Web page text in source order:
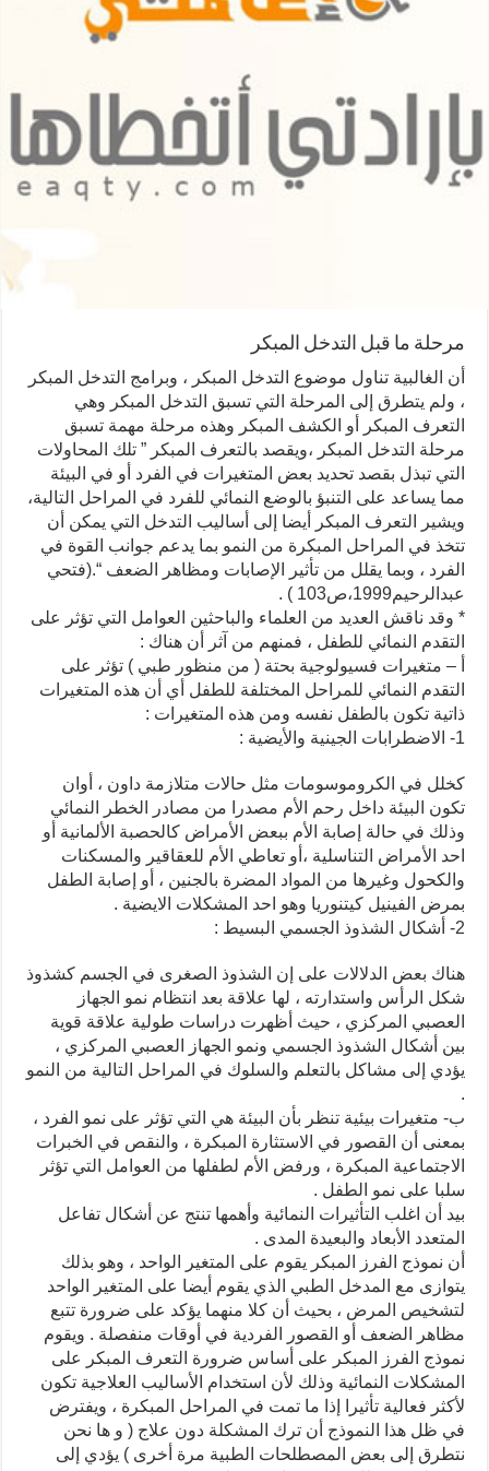
مرحلة ما قبل التدخل المبكر
أن الغالبية تناول موضوع التدخل المبكر ، وبرامج التدخل المبكر
، ولم يتطرق إلى المرحلة التي تسبق التدخل المبكر وهي
التعرف المبكر أو الكشف المبكر وهذه مرحلة مهمة تسبق
مرحلة التدخل المبكر ،ويقصد بالتعرف المبكر ” تلك المحاولات
التي تبذل بقصد تحديد بعض المتغيرات في الفرد أو في البيئة
مما يساعد على التنبؤ بالوضع النمائي للفرد في المراحل التالية،
ويشير التعرف المبكر أيضا إلى أساليب التدخل التي يمكن أن
تتخذ في المراحل المبكرة من النمو بما يدعم جوانب القوة في
الفرد ، وبما يقلل من تأثير الإصابات ومظاهر الضعف “.(فتحي
عبدالرحيم1999،ص103 ) .
* وقد ناقش العديد من العلماء والباحثين العوامل التي تؤثر على
التقدم النمائي للطفل ، فمنهم من آثر أن هناك :
أ – متغيرات فسيولوجية بحتة ( من منظور طبي ) تؤثر على
التقدم النمائي للمراحل المختلفة للطفل أي أن هذه المتغيرات
ذاتية تكون بالطفل نفسه ومن هذه المتغيرات :
1- الاضطرابات الجينية والأيضية :
كخلل في الكروموسومات مثل حالات متلازمة داون ، أوان
تكون البيئة داخل رحم الأم مصدرا من مصادر الخطر النمائي
وذلك في حالة إصابة الأم ببعض الأمراض كالحصبة الألمانية أو
احد الأمراض التناسلية ،أو تعاطي الأم للعقاقير والمسكنات
والكحول وغيرها من المواد المضرة بالجنين ، أو إصابة الطفل
بمرض الفينيل كيتنوريا وهو احد المشكلات الايضية .
2- أشكال الشذوذ الجسمي البسيط :
هناك بعض الدلالات على إن الشذوذ الصغرى في الجسم كشذوذ
شكل الرأس واستدارته ، لها علاقة بعد انتظام نمو الجهاز
العصبي المركزي ، حيث أظهرت دراسات طولية علاقة قوية
بين أشكال الشذوذ الجسمي ونمو الجهاز العصبي المركزي ،
يؤدي إلى مشاكل بالتعلم والسلوك في المراحل التالية من النمو
.
ب- متغيرات بيئية تنظر بأن البيئة هي التي تؤثر على نمو الفرد ،
بمعنى أن القصور في الاستثارة المبكرة ، والنقص في الخبرات
الاجتماعية المبكرة ، ورفض الأم لطفلها من العوامل التي تؤثر
سلبا على نمو الطفل .
بيد أن اغلب التأثيرات النمائية وأهمها تنتج عن أشكال تفاعل
المتعدد الأبعاد والبعيدة المدى .
أن نموذج الفرز المبكر يقوم على المتغير الواحد ، وهو بذلك
يتوازى مع المدخل الطبي الذي يقوم أيضا على المتغير الواحد
لتشخيص المرض ، بحيث أن كلا منهما يؤكد على ضرورة تتبع
مظاهر الضعف أو القصور الفردية في أوقات منفصلة . ويقوم
نموذج الفرز المبكر على أساس ضرورة التعرف المبكر على
المشكلات النمائية وذلك لأن استخدام الأساليب العلاجية تكون
لأكثر فعالية تأثيرا إذا ما تمت في المراحل المبكرة ، ويفترض
في ظل هذا النموذج أن ترك المشكلة دون علاج ( و ها نحن
نتطرق إلى بعض المصطلحات الطبية مرة أخرى ) يؤدي إلى